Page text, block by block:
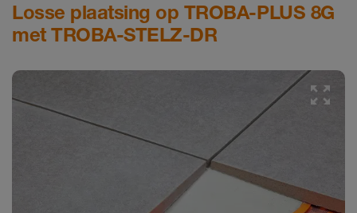
Losse plaatsing op TROBA-PLUS 8G
met TROBA-STELZ-DR